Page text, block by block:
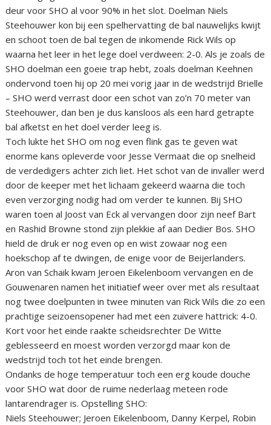
deur voor SHO al voor 90% in het slot. Doelman Niels
Steehouwer kon bij een spelhervatting de bal nauwelijks kwijt
en schoot toen de bal tegen de inkomende Rick Wils op
waarna het leer in het lege doel verdween: 2-0. Als je zoals de
SHO doelman een goeie trap hebt, zoals doelman Keehnen
ondervond toen hij op 20 mei vorig jaar in de wedstrijd Brielle
– SHO werd verrast door een schot van zo’n 70 meter van
Steehouwer, dan ben je dus kansloos als een hard getrapte
bal afketst en het doel verder leeg is.
Toch lukte het SHO om nog even flink gas te geven wat
enorme kans opleverde voor Jesse Vermaat die op snelheid
de verdedigers achter zich liet. Het schot van de invaller werd
door de keeper met het lichaam gekeerd waarna die toch
even verzorging nodig had om verder te kunnen. Bij SHO
waren toen al Joost van Eck al vervangen door zijn neef Bart
en Rashid Browne stond zijn plekkie af aan Dedier Bos. SHO
hield de druk er nog even op en wist zowaar nog een
hoekschop af te dwingen, de enige voor de Beijerlanders.
Aron van Schaik kwam Jeroen Eikelenboom vervangen en de
Gouwenaren namen het initiatief weer over met als resultaat
nog twee doelpunten in twee minuten van Rick Wils die zo een
prachtige seizoensopener had met een zuivere hattrick: 4-0.
Kort voor het einde raakte scheidsrechter De Witte
geblesseerd en moest worden verzorgd maar kon de
wedstrijd toch tot het einde brengen.
Ondanks de hoge temperatuur toch een erg koude douche
voor SHO wat door de ruime nederlaag meteen rode
lantarendrager is. Opstelling SHO:
Niels Steehouwer; Jeroen Eikelenboom, Danny Kerpel, Robin